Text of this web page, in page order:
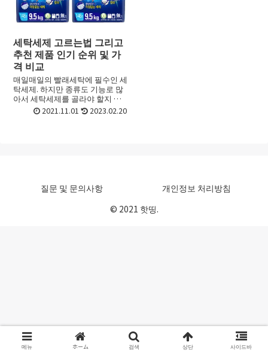
세탁세제 고르는법 그리고
추천 제품 인기 순위 및 가
격 비교
매일매일의 빨래세탁에 필수인 세
탁세제. 하지만 종류도 기능로 많
아서 세탁세제를 골라야 할지 선
택하기가 어려울 때가 있죠. 초보
라면 더욱 그런데요. 이번 포스트
2021.11.01 2023.02.20
질문 및 문의사항
개인정보 처리방침
© 2021 핫띵.
메뉴 ホーム 검색 상단 사이드바